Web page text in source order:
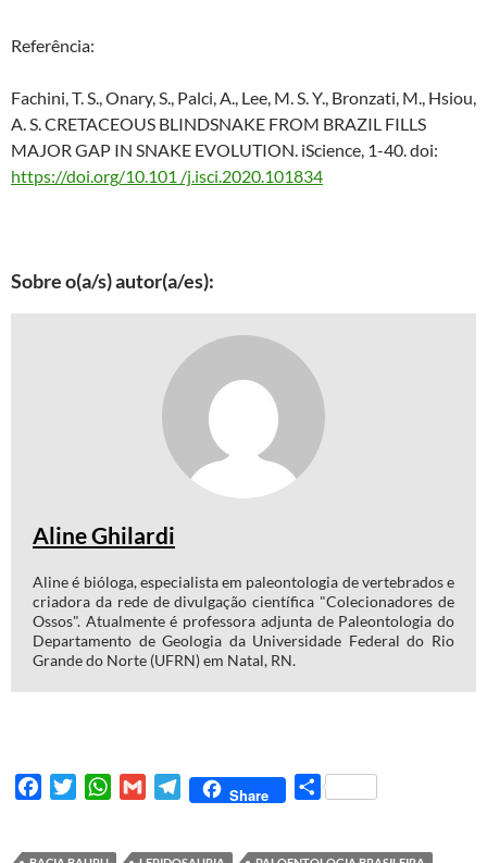
Referência:
Fachini, T. S., Onary, S., Palci, A., Lee, M. S. Y., Bronzati, M., Hsiou,
A. S. CRETACEOUS BLINDSNAKE FROM BRAZIL FILLS
MAJOR GAP IN SNAKE EVOLUTION. iScience, 1-40. doi:
https://doi.org/10.101 /j.isci.2020.101834
Sobre o(a/s) autor(a/es):
Aline Ghilardi
Aline é bióloga, especialista em paleontologia de vertebrados e
criadora da rede de divulgação científica "Colecionadores de
Ossos". Atualmente é professora adjunta de Paleontologia do
Departamento de Geologia da Universidade Federal do Rio
Grande do Norte (UFRN) em Natal, RN.
W
G
T
Share
S